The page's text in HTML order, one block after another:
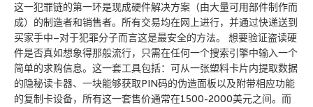
这一犯罪链的第一环是现成硬件解决方案（由大量可用部件制作而
成）的制造者和销售者。所有交易均在网上进行，并通过快递送到
买家手中–对于犯罪分子而言这是最安全的方法。 想要验证盗读硬
件是否真如想象得那般流行，只需在任何一个搜索引擎中输入一个
简单的求购信息。这一套工具包括：可从一张塑料卡片内提取数据
的隐秘读卡器、一块能够获取PIN码的伪造面板以及附带相应功能
的复制卡设备，所有这一套售价通常在1500-2000美元之间。而